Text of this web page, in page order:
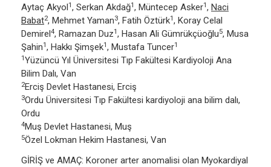
Aytaç Akyol1, Serkan Akdağ1, Müntecep Asker1, Naci
Babat2, Mehmet Yaman3, Fatih Öztürk1, Koray Celal
Demirel4, Ramazan Duz1, Hasan Ali Gümrükçüoğlu5, Musa
Şahin1, Hakkı Şimşek1, Mustafa Tuncer1
1Yüzüncü Yıl Üniversitesi Tıp Fakültesi Kardiyoloji Ana
Bilim Dalı, Van
2Erciş Devlet Hastanesi, Erciş
3Ordu Üniversitesi Tıp Fakültesi kardiyoloji ana bilim dalı,
Ordu
4Muş Devlet Hastanesi, Muş
5Özel Lokman Hekim Hastanesi, Van
GİRİŞ ve AMAÇ: Koroner arter anomalisi olan Myokardiyal